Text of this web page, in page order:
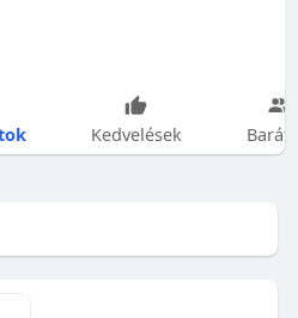
Kedvelések